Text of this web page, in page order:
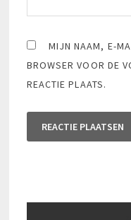
MIJN NAAM, E-
BROWSER VOOR DE
REACTIE PLAATS.